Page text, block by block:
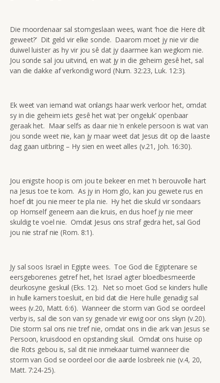
Die moordenaar sal stomgeslaan wees, want ‘hoe die Here dít
geweet?’ Dit geld vir elke sonde. Daarom moet jy nie vir die
duiwel luister as hy vir jou sê dat jy daarmee kan wegkom nie.
Jou sonde sal jou uitvind, en wat jy in die geheim gesê het, sal
van die dakke af verkondig word (Num. 32:23, Luk. 12:3).
Ek weet van iemand wat onlangs haar werk verloor het, omdat
sy in die geheim iets gesê het wat ‘per ongeluk’ openbaar
geraak het. Maar selfs as daar nie ‘n enkele persoon is wat van
jou sonde weet nie, kan jy maar weet dat Jesus dit op die laaste
dag gaan uitbring – Hy sien en weet alles (v.21, Joh. 16:30).
Jou enigste hoop is om jou te bekeer en met ‘n berouvolle hart
na Jesus toe te kom. As jy in Hom glo, kan jou gewete rus en
hoef dit jou nie meer te pla nie. Hy het die skuld vir sondaars
op Homself geneem aan die kruis, en dus hoef jy nie meer
skuldig te voel nie. Omdat Jesus ons straf gedra het, sal God
jou nie straf nie (Rom. 8:1).
Jy sal soos Israel in Egipte wees. Toe God die Egiptenare se
eersgeborenes getref het, het Israel agter bloedbesmeerde
deurkosyne geskuil (Eks. 12). Net so moet God se kinders hulle
in hulle kamers toesluit, en bid dat die Here hulle genadig sal
wees (v.20, Matt. 6:6). Wanneer die storm van God se oordeel
verby is, sal die son van sy genade vir ewig oor ons skyn (v.20).
Die storm sal ons nie tref nie, omdat ons in die ark van Jesus se
Persoon, kruisdood en opstanding skuil. Omdat ons huise op
die Rots gebou is, sal dit nie inmekaar tuimel wanneer die
storm van God se oordeel oor die aarde losbreek nie (v.4, 20,
Matt. 7:24-25).